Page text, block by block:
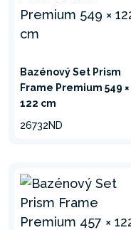
Bazénový Set Prism
Frame Premium 549 ×
122 cm
26732ND